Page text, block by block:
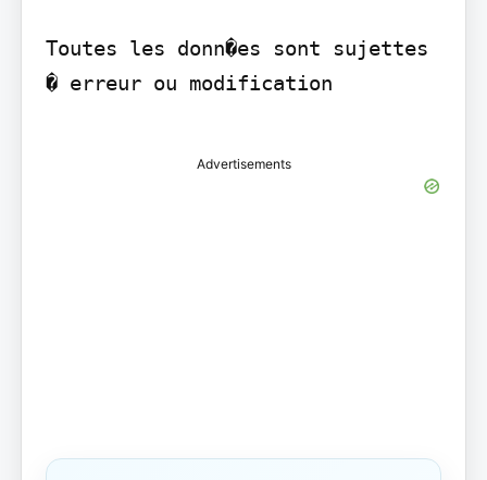
Toutes les donn�es sont sujettes
� erreur ou modification
Advertisements